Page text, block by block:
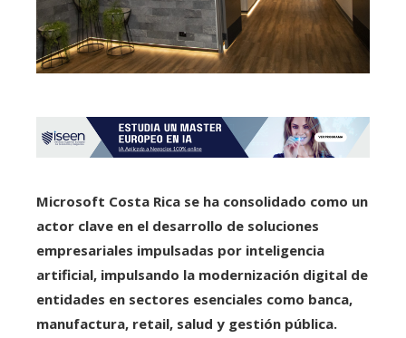
Microsoft Costa Rica se ha consolidado como un
actor clave en el desarrollo de soluciones
empresariales impulsadas por inteligencia
artificial, impulsando la modernización digital de
entidades en sectores esenciales como banca,
manufactura, retail, salud y gestión pública.